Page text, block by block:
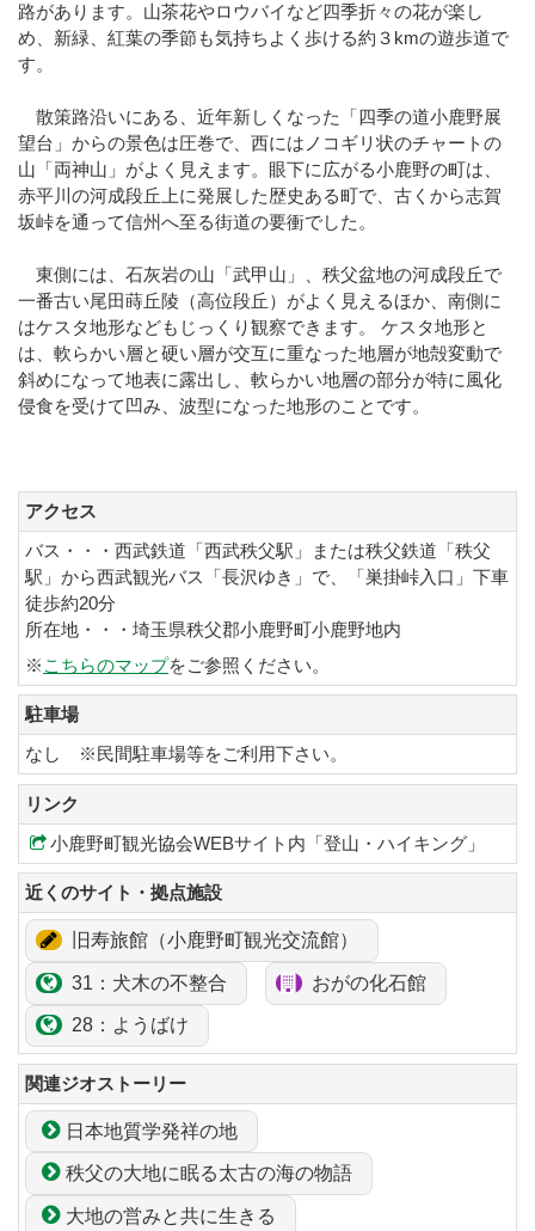
路があります。山茶花やロウバイなど四季折々の花が楽し
め、新緑、紅葉の季節も気持ちよく歩ける約３kmの遊歩道で
す。
散策路沿いにある、近年新しくなった「四季の道小鹿野展
望台」からの景色は圧巻で、西にはノコギリ状のチャートの
山「両神山」がよく見えます。眼下に広がる小鹿野の町は、
赤平川の河成段丘上に発展した歴史ある町で、古くから志賀
坂峠を通って信州へ至る街道の要衝でした。
東側には、石灰岩の山「武甲山」、秩父盆地の河成段丘で
一番古い尾田蒔丘陵（高位段丘）がよく見えるほか、南側に
はケスタ地形などもじっくり観察できます。 ケスタ地形と
は、軟らかい層と硬い層が交互に重なった地層が地殻変動で
斜めになって地表に露出し、軟らかい地層の部分が特に風化
侵食を受けて凹み、波型になった地形のことです。
アクセス
バス・・・西武鉄道「西武秩父駅」または秩父鉄道「秩父
駅」から西武観光バス「長沢ゆき」で、「巣掛峠入口」下車
徒歩約20分
所在地・・・埼玉県秩父郡小鹿野町小鹿野地内
※ こちらのマップをご参照ください。
駐車場
なし ※民間駐車場等をご利用下さい。
リンク
小鹿野町観光協会WEBサイト内「登山・ハイキング」
近くのサイト・拠点施設
旧寿旅館（小鹿野町観光交流館）
31：犬木の不整合 おがの化石館
28：ようばけ
関連ジオストーリー
日本地質学発祥の地
秩父の大地に眠る太古の海の物語
大地の営みと共に生きる